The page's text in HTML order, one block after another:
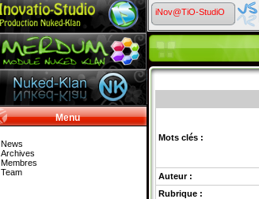
Menu
News
Archives
Membres
Team
iNov@TiO-StudiO
Mots clés :
Auteur :
Rubrique :